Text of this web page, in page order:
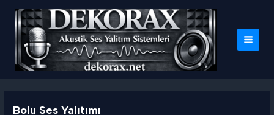
Bolu Ses Yalıtımı